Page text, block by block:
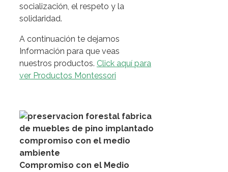
socialización, el respeto y la
solidaridad.
A continuación te dejamos
Información para que veas
nuestros productos. Click aquí para
ver Productos Montessori
Compromiso con el Medio